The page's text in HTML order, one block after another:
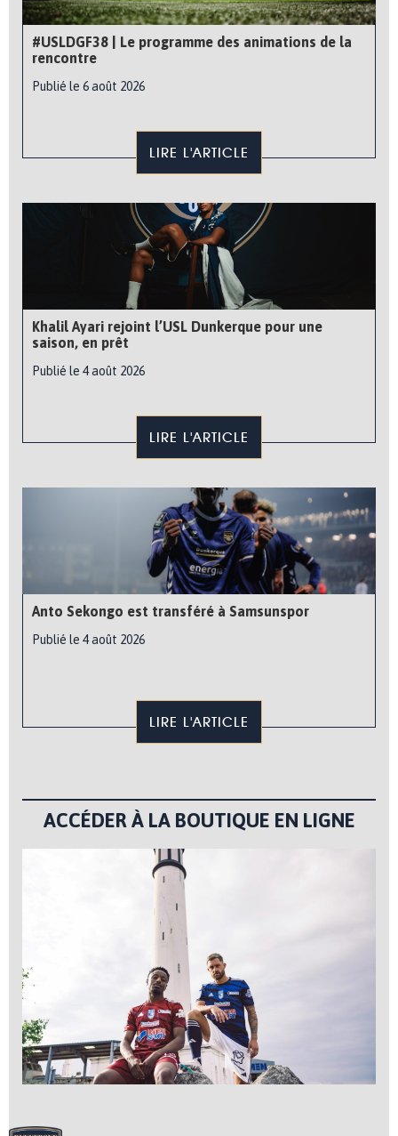
#USLDGF38 | Le programme des animations de la
rencontre
Publié le 6 août 2026
LIRE L'ARTICLE
Khalil Ayari rejoint l’USL Dunkerque pour une
saison, en prêt
Publié le 4 août 2026
LIRE L'ARTICLE
Anto Sekongo est transféré à Samsunspor
Publié le 4 août 2026
LIRE L'ARTICLE
ACCÉDER À LA BOUTIQUE EN LIGNE